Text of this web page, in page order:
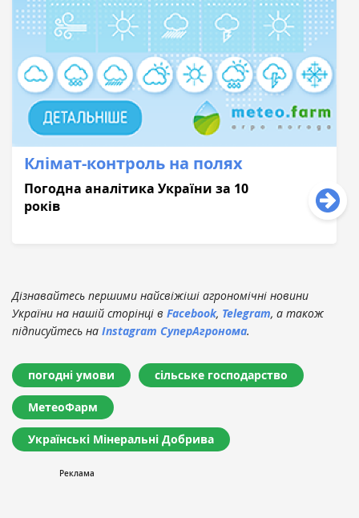
Клімат-контроль на полях
Погодна аналітика України за 10
років
Дізнавайтесь першими найсвіжіші агрономічні новини
України на нашій сторінці в Facebook, Telegram, а також
підписуйтесь на Instagram СуперАгронома.
погодні умови сільське господарство
МетеоФарм
Українські Мінеральні Добрива